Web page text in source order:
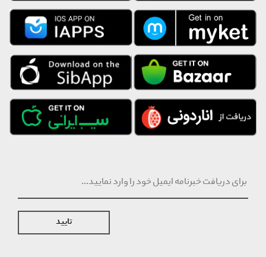
• توصیه می شود برای مراقبت و دوام بیشتر در هنگام شست وشو از آب
۳۰ درجه سانتی گراد و مایع ماشین لباسشویی بدون آنزیم استفاده
نمایید.
تایید